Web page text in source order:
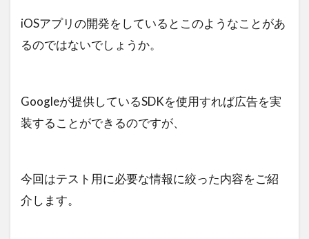
iOSアプリの開発をしているとこのようなことがあ
るのではないでしょうか。
Googleが提供しているSDKを使用すれば広告を実
装することができるのですが、
今回はテスト用に必要な情報に絞った内容をご紹
介します。